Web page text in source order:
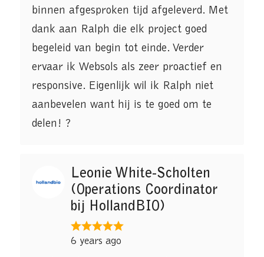
binnen afgesproken tijd afgeleverd. Met
dank aan Ralph die elk project goed
begeleid van begin tot einde. Verder
ervaar ik Websols als zeer proactief en
responsive. Eigenlijk wil ik Ralph niet
aanbevelen want hij is te goed om te
delen! ?
Leonie White-Scholten
(Operations Coordinator
bij HollandBIO)
6 years ago